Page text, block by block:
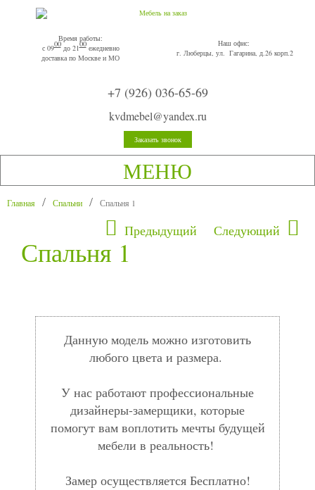
Время работы:
с 0900до 2100ежедневно
доставка по Москве и МО
Наш офис:
г. Люберцы, ул. Гагарина, д.26 корп.2
+7 (926) 036-65-69
kvdmebel@yandex.ru
Заказать звонок
МЕНЮ
Главная Спальни Спальня 1
Предыдущий Следующий
Спальня 1
Данную модель можно изготовить
любого цвета и размера.
У нас работают профессиональные
дизайнеры-замерщики, которые
помогут вам воплотить мечты будущей
мебели в реальность!
Замер осуществляется Бесплатно!